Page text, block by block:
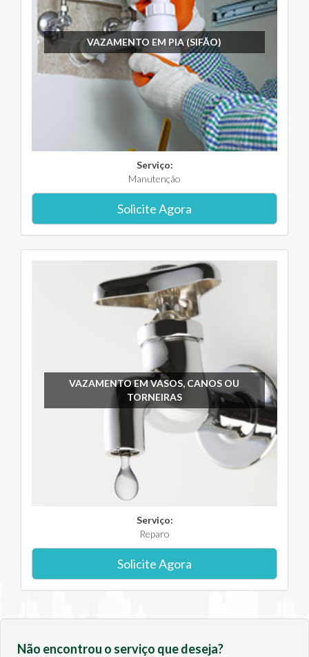
VAZAMENTO EM PIA (SIFÃO)
Serviço:
Manutenção
Solicite Agora
VAZAMENTO EM VASOS, CANOS OU
TORNEIRAS
Serviço:
Reparo
Solicite Agora
Não encontrou o serviço que deseja?